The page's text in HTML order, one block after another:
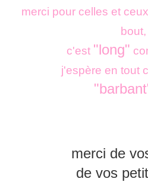
merci pour celles et
bout,
c'est "long"
j'espère en tout
merci de
de vos